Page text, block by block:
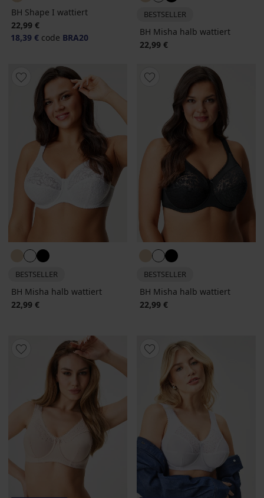
BH Shape I wattiert
22,99 €
18,39 € code BRA20
BESTSELLER
BH Misha halb wattiert
22,99 €
BESTSELLER
BH Misha halb wattiert
22,99 €
BESTSELLER
BH Misha halb wattiert
22,99 €